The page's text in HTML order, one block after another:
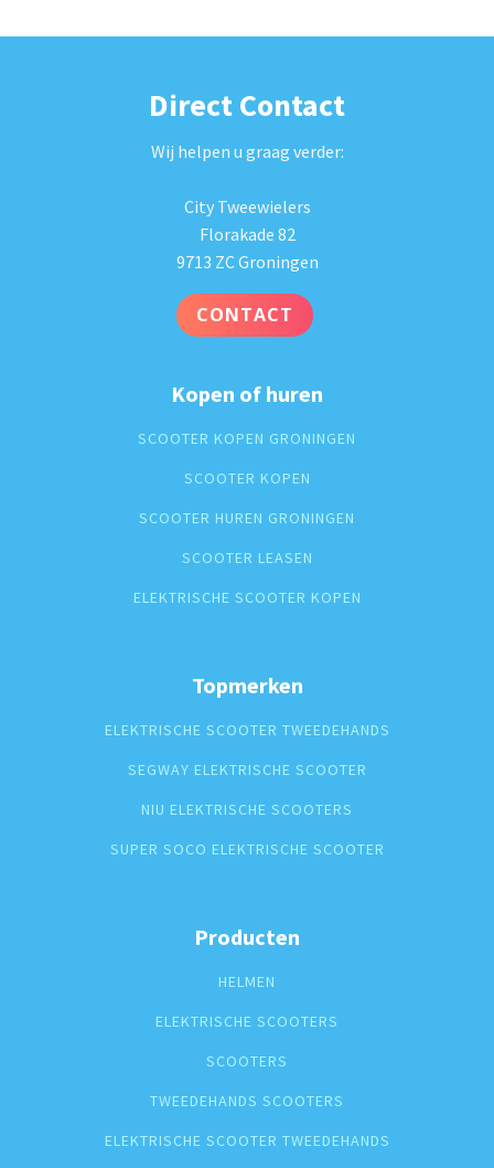
Direct Contact
Wij helpen u graag verder:
City Tweewielers
Florakade 82
9713 ZC Groningen
CONTACT
Kopen of huren
SCOOTER KOPEN GRONINGEN
SCOOTER KOPEN
SCOOTER HUREN GRONINGEN
SCOOTER LEASEN
ELEKTRISCHE SCOOTER KOPEN
Topmerken
ELEKTRISCHE SCOOTER TWEEDEHANDS
SEGWAY ELEKTRISCHE SCOOTER
NIU ELEKTRISCHE SCOOTERS
SUPER SOCO ELEKTRISCHE SCOOTER
Producten
HELMEN
ELEKTRISCHE SCOOTERS
SCOOTERS
TWEEDEHANDS SCOOTERS
ELEKTRISCHE SCOOTER TWEEDEHANDS